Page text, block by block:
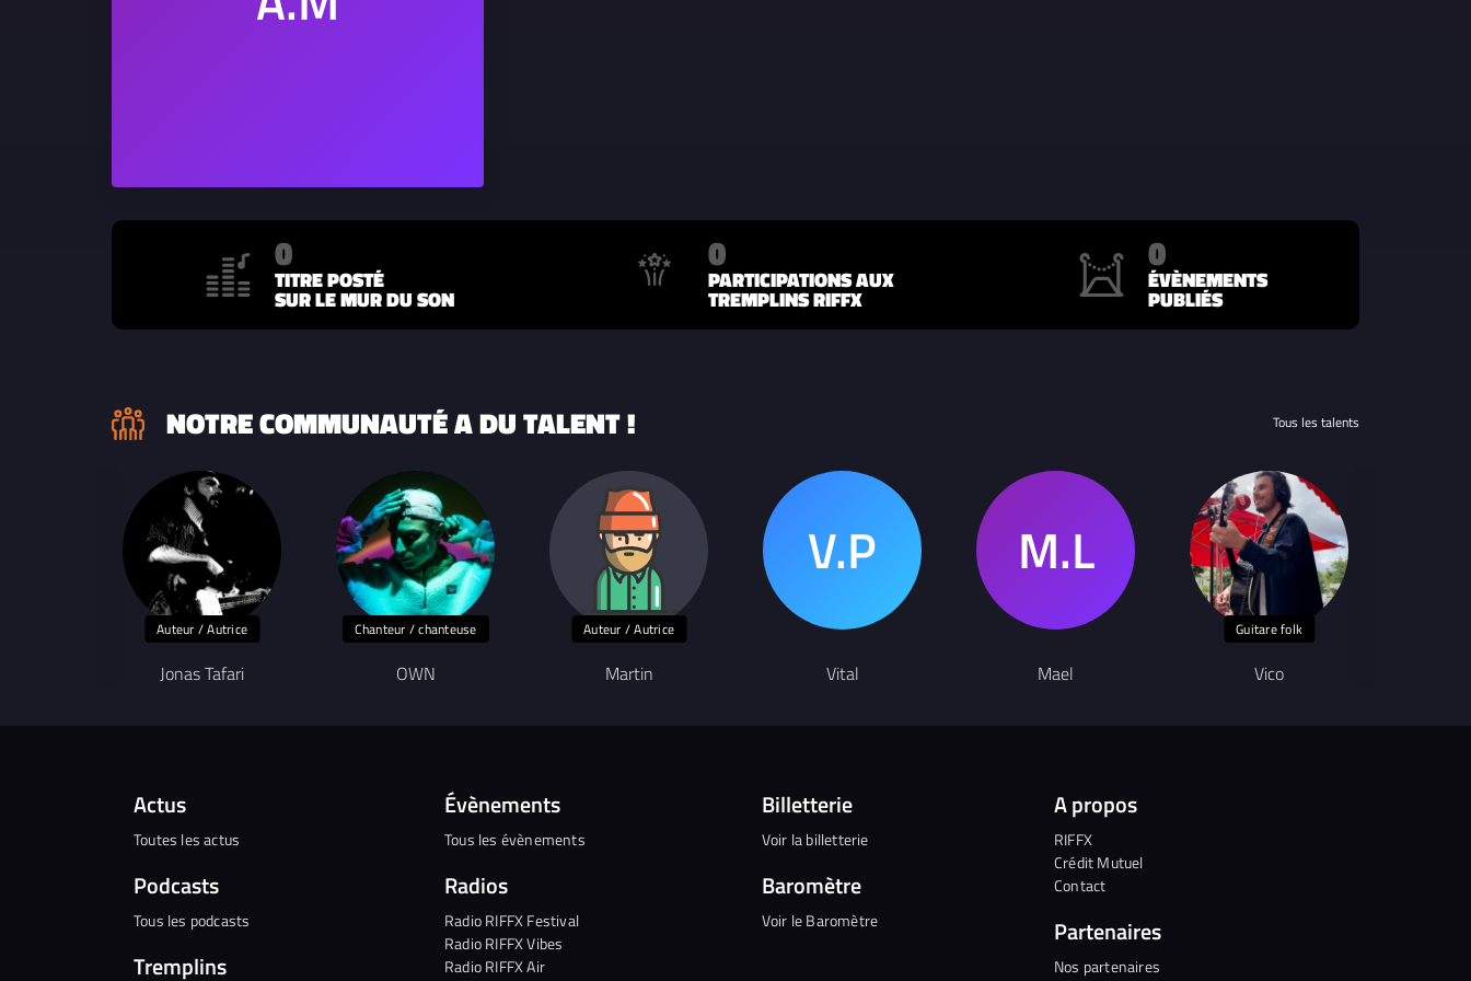
0
TITRE POSTÉ
SUR LE MUR DU SON
0
PARTICIPATIONS AUX
TREMPLINS RIFFX
0
ÉVÈNEMENTS
PUBLIÉS
NOTRE COMMUNAUTÉ A DU TALENT ! Tous les talents
Auteur / Autrice
Jonas Tafari
Chanteur / chanteuse
OWN
Auteur / Autrice
Martin Vital Mael
Guitare folk
Vico
Actus
Toutes les actus
Podcasts
Tous les podcasts
Tremplins
Évènements
Tous les évènements
Radios
Radio RIFFX Festival
Radio RIFFX Vibes
Radio RIFFX Air
Billetterie
Voir la billetterie
Baromètre
Voir le Baromètre
A propos
RIFFX
Crédit Mutuel
Contact
Partenaires
Nos partenaires